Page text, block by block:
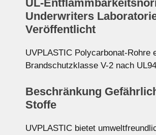
UL-
Underwriters
Veröffentlicht
UVPLASTIC Polycarbonat-Rohre
Brandschutzklasse V-2 nach UL94
Beschränkung
Stoffe
UVPLASTIC bietet